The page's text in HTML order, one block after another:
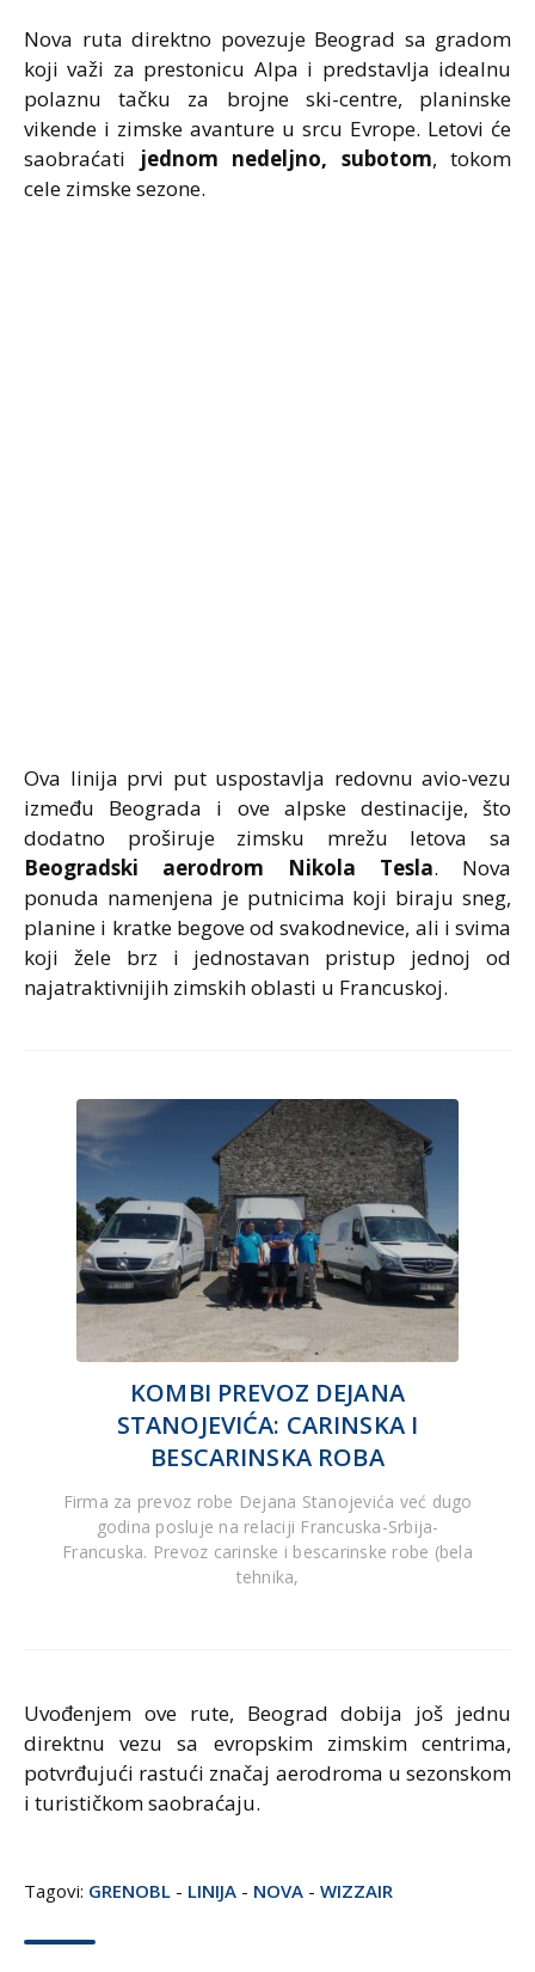
Nova ruta direktno povezuje Beograd sa gradom
koji važi za prestonicu Alpa i predstavlja idealnu
polaznu tačku za brojne ski-centre, planinske
vikende i zimske avanture u srcu Evrope. Letovi će
saobraćati
jednom nedeljno, subotom, tokom
cele zimske sezone.
Ova linija prvi put uspostavlja redovnu avio-vezu
između Beograda i ove alpske destinacije, što
dodatno proširuje zimsku mrežu letova sa
Beogradski aerodrom Nikola Tesla. Nova
ponuda namenjena je putnicima koji biraju sneg,
planine i kratke begove od svakodnevice, ali i svima
koji žele brz i jednostavan pristup jednoj od
najatraktivnijih zimskih oblasti u Francuskoj.
KOMBI PREVOZ DEJANA
STANOJEVIĆA: CARINSKA I
BESCARINSKA ROBA
Firma za prevoz robe Dejana Stanojevića već dugo
godina posluje na relaciji Francuska-Srbija-
Francuska. Prevoz carinske i bescarinske robe (bela
tehnika,
Uvođenjem ove rute, Beograd dobija još jednu
direktnu vezu sa evropskim zimskim centrima,
potvrđujući rastući značaj aerodroma u sezonskom
i turističkom saobraćaju.
Tagovi: GRENOBL - LINIJA - NOVA - WIZZAIR